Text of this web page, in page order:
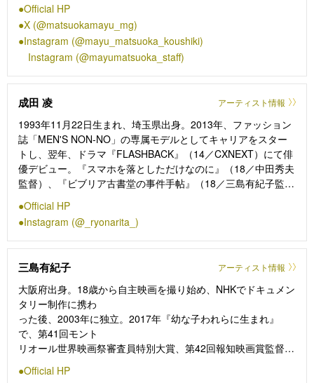
／吉田大八監督）で優秀主演女優賞に輝き、確かな演技力が高
く評価されている。ドラマでは『最高の教師1年後、私は生徒
に■された』（23／NTV）、『ギークス〜警察署の変人た
ち〜』（24／CX）など話題作に数多く出演。ほか主な映画出
演作は、『ちはやふる下の句-/-結び-』（16・18／小泉徳宏監
督）、『ひとよ』（19／白石和彌監督）、『劇場』（20／行定
勲監督）、『ヘルドッグス』（22／原田眞人監督）、『愛にイ
ナズマ』（23／石井裕也監督）など。2026年は舞台『ディ
ア・エヴァン・ハンセン』、Netflix シリーズ『ダウンタイム』
への出演が控える。
Official HP
X (@matsuokamayu_mg)
Instagram (@mayu_matsuoka_koushiki)
Instagram (@mayumatsuoka_staff)
成田 凌 アーティスト情報
1993年11月22日生まれ、埼玉県出身。2013年、ファッション
誌「MEN'S NON-NO」の専属モデルとしてキャリアをスター
トし、翌年、ドラマ『FLASHBACK』（14／CXNEXT）にて俳
優デビュー。『スマホを落としただけなのに』（18／中田秀夫
監督）、『ビブリア古書堂の事件手帖』（18／三島有紀子監
『愛がなんだ』（19／今泉力哉監督）、『さよならくちびる』
（19／塩田明彦監督）、『翔んで埼玉』（19／武内英樹監
督）、『人間失格 太宰治と3人の女たち』（19／蜷川実花監
賞を受賞。さらに、『窮鼠はチーズの夢を見る』（20／行定勲
監督）、『糸』（20／瀬々敬久監督）で第63回ブルーリボン賞
助演男優賞にも輝いた。ほか主な映画出演作は、『くれなず
め』（21／松居大悟監督）、『雨の中の慾情』（24／片山慎三
監督）など。幅広い役柄を演じ、世代を代表する実力派俳優と
して
Official HP
Instagram (@_ryonarita_)
三島有紀子 アーティスト情報
大阪府出身。18歳から自主映画を撮り始め、NHKでドキュメン
タリー制作に携わ
った後、2003年に独立。2017年『幼な子われらに生まれ』
で、第41回モント
リオール世界映画祭審査員特別大賞、第42回報知映画賞監督賞
の映画賞を受賞。『Red』（20）はフランスでも公開され、第
Official HP